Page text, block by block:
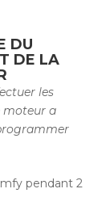
DU
DE LA
les
moteur a
pendant 2